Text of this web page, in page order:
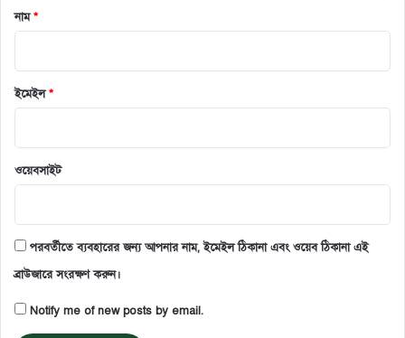
নাম*
ইমেইল*
ওয়েবসাইট
পরবর্তীতে ব্যবহারের জন্য আপনার নাম, ইমেইল ঠিকানা এবং ওয়েব ঠিকানা এই
ব্রাউজারে সংরক্ষণ করুন।
Notify me of new posts by email.